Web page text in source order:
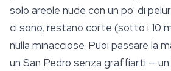
solo areole nude con un po' di
ci sono, restano corte (sotto i 10
nulla minacciose. Puoi passare la
un San Pedro senza graffiarti —